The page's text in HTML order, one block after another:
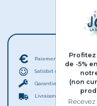
Paiement en 3X ou 4X
Satisfait ou remboursé.
Garantie 2 ans (
Livraison :
de -5%
(non
Recevez